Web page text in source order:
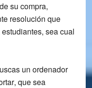
su compra,
resolución que
sea cual
un ordenador
, que sea